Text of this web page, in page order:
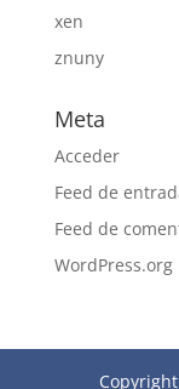
xen
znuny
Meta
Acceder
Feed de
Feed de
WordPress.org